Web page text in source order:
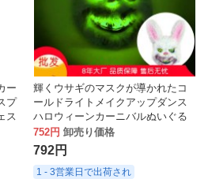
ー
プ
ス
輝くウサギのマスクが導かれたコ
ールドライトメイクアップダンス
ハロウィーンカーニバルぬいぐる
みウサギ
752円 卸売り価格
792円
1 - 3営業日で出荷され